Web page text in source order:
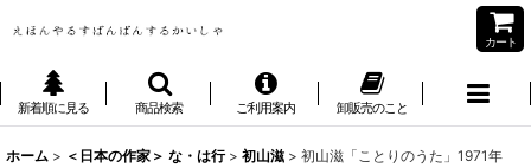
カート
新着順に見る 商品検索 ご利用案内 卸販売のこと
ホーム > ＜日本の作家＞ な・は行 > 初山滋 > 初山滋「ことりのうた」1971年